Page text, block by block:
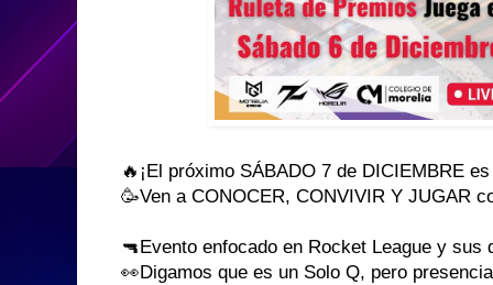
🔥¡El próximo SÁBADO 7 de DICIEMBRE
🥳Ven a CONOCER, CONVIVIR Y JUGAR
🔫Evento enfocado en Rocket League y sus
👀Digamos que es un Solo Q, pero